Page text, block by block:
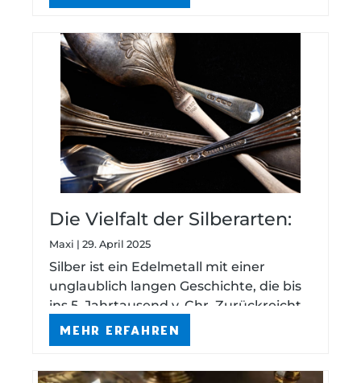
Die Vielfalt der Silberarten:
Von 925 Silber bis zu
speziellen Silberlegierungen
Maxi | 29. April 2025
Silber ist ein Edelmetall mit einer
unglaublich langen Geschichte, die bis
ins 5. Jahrtausend v. Chr. Zurückreicht.
Und auch heute ist Silberschmuck,
Geschirr und Besteck nach wie vor sehr
MEHR ERFAHREN